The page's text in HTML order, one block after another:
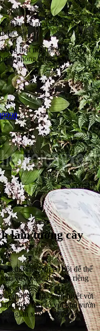
ở hầu hết mọi nơi vì nó được
đặc sắc.
thật nổi bật khi chúng
phòng trưng bày.
làm tường cây
có thể cho bạn cơ hội để thể
vườn độc đáo của riêng
ai có.
là một sự thỏa hiệp tuyệt vời
đó khác biệt so với khu vườn
gian xanh cho dù là